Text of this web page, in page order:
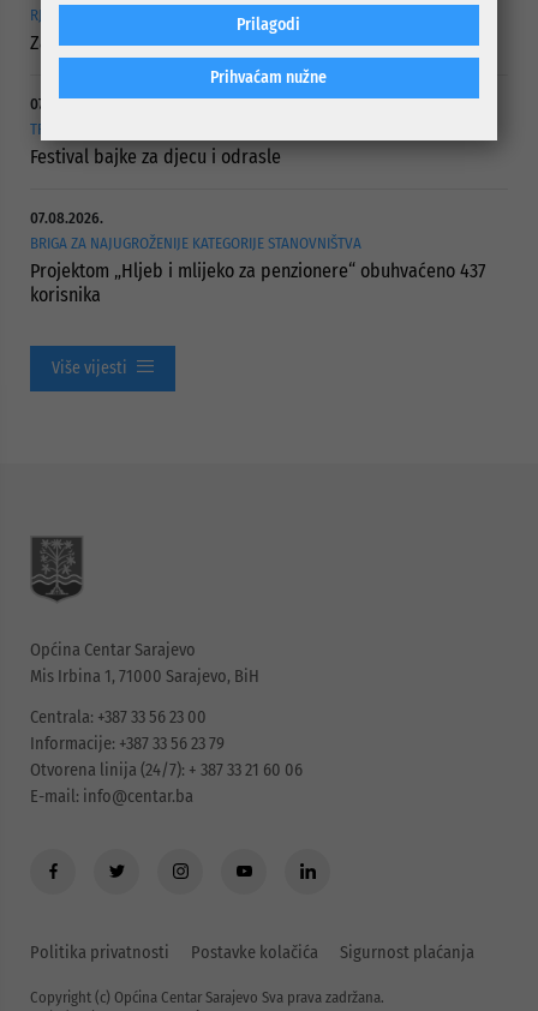
RJEŠAVANJE DUGOGODIŠNJEG PROBLEMA PUTNE POVEZANOSTI
Započelo asfaltiranje Ulice Vranica Brijeg
07.08.2026.
TRAJE DO 21. AUGUSTA
Festival bajke za djecu i odrasle
07.08.2026.
BRIGA ZA NAJUGROŽENIJE KATEGORIJE STANOVNIŠTVA
Projektom „Hljeb i mlijeko za penzionere“ obuhvaćeno 437
korisnika
Više vijesti
Općina Centar Sarajevo
Mis Irbina 1, 71000 Sarajevo, BiH
Centrala: +387 33 56 23 00
Informacije: +387 33 56 23 79
Otvorena linija (24/7): + 387 33 21 60 06
E-mail: info@centar.ba
Politika privatnosti Postavke kolačića Sigurnost plaćanja
Copyright (c) Općina Centar Sarajevo Sva prava zadržana.
Prihvaćam nužne
Prilagodi